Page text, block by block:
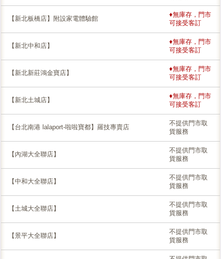
【新北板橋店】附設家電體驗館
♦無庫存，門市
可接受客訂
【新北中和店】
♦無庫存，門市
可接受客訂
【新北新莊鴻金寶店】
♦無庫存，門市
可接受客訂
【新北土城店】
♦無庫存，門市
可接受客訂
【台北南港 lalaport-啦啦寶都】羅技專賣店
不提供門市取
貨服務
【內湖大全聯店】
不提供門市取
貨服務
【中和大全聯店】
不提供門市取
貨服務
【土城大全聯店】
不提供門市取
貨服務
【景平大全聯店】
不提供門市取
貨服務